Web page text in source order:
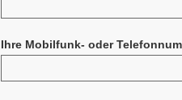
Ihre Mobilfunk- oder